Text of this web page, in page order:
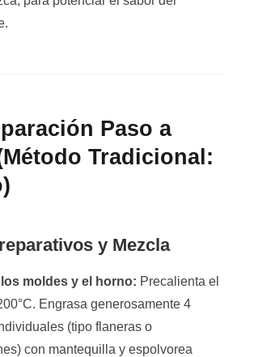
Paso a
Tradicional:
y Mezcla
los moldes y el horno: Precalienta el
Engrasa generosamente 4
(tipo flaneras o
con mantequilla y espolvorea